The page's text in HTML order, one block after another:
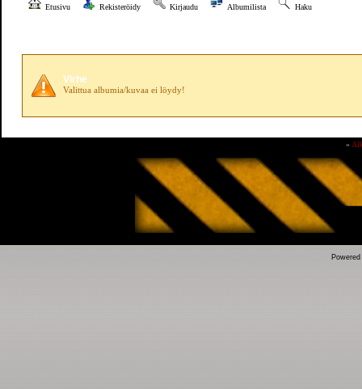
Etusivu Rekisteröidy Kirjaudu Albumilista Haku
Virhe
Valittua albumia/kuvaa ei löydy!
»